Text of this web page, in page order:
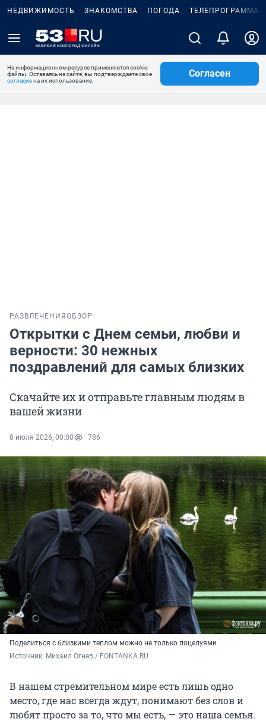
НЕДВИЖИМОСТЬ ЗНАКОМСТВА ПОГОДА ТЕЛЕПРОГРАММА
На информационном ресурсе применяются cookie-
файлы. Оставаясь на сайте, вы подтверждаете свое
согласиена их использование.
Согласен
РАЗВЛЕЧЕНИЯ ОБЗОР
Открытки с Днем семьи, любви и
верности: 30 нежных
поздравлений для самых близких
Скачайте их и отправьте главным людям в
вашей жизни
8 июля 2026, 00:00 786
Поделиться с близкими теплом можно не только поцелуями
Источник: Михаил Огнев / FONTANKA.RU
В нашем стремительном мире есть лишь одно
место, где нас всегда ждут, понимают без слов и
любят просто за то, что мы есть, — это наша семья.